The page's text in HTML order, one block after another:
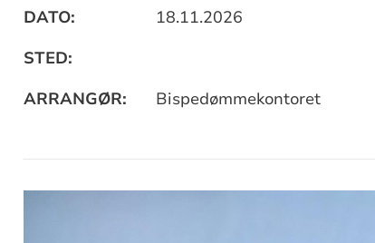
Praktisk
informasjon
DATO:
18.11.2026
STED:
ARRANGØR:
Bispedømmekontoret